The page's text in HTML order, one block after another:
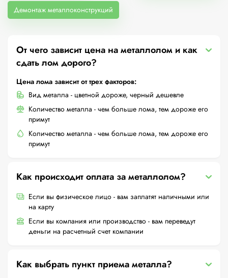
Демонтаж металлоконструкций
От чего зависит цена на металлолом и как
сдать лом дорого?
Цена лома зависит от трех факторов:
Вид металла - цветной дороже, черный дешевле
Количество металла - чем больше лома, тем дороже его
примут
Количество металла - чем больше лома, тем дороже его
примут
Как происходит оплата за металлолом?
Если вы физическое лицо - вам заплатят наличными или
на карту
Если вы компания или производство - вам переведут
деньги на расчетный счет компании
Как выбрать пункт приема металла?